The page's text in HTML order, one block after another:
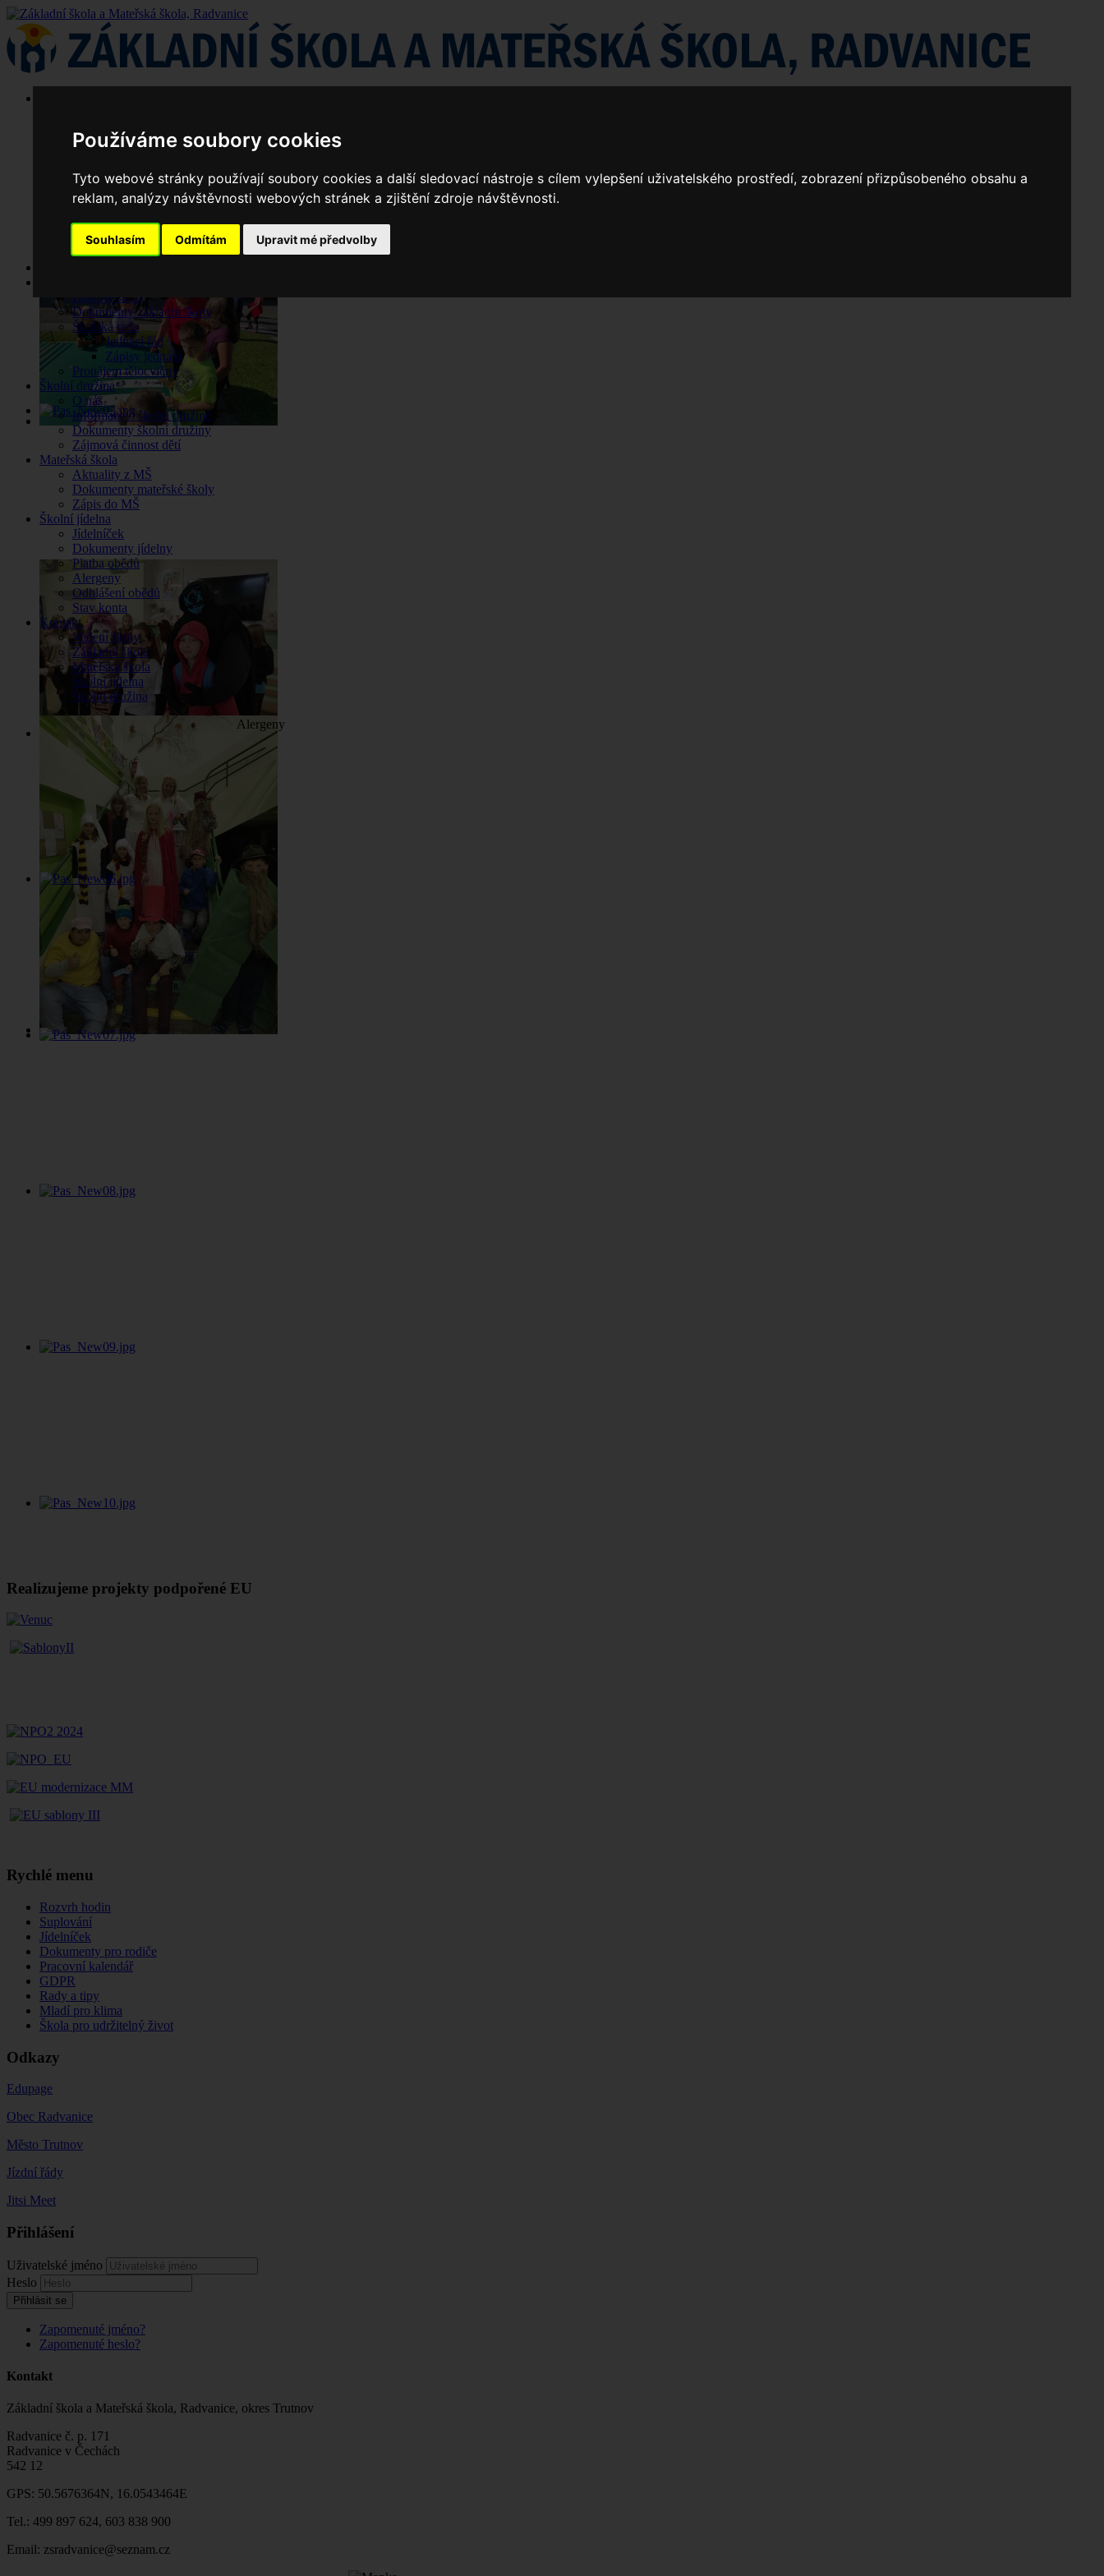
Používáme soubory cookies
Tyto webové stránky používají soubory cookies a další sledovací nástroje s cílem vylepšení uživatelského prostředí, zobrazení přizpůsobeného obsahu a
reklam, analýzy návštěvnosti webových stránek a zjištění zdroje návštěvnosti.
Souhlasím Odmítám
Upravit mé předvolby
Historie školy
Dokumenty základní školy
Školská rada
Jednací řád
Zápisy jednání
Pronájem tělocvičny
Školní družina
O nás
Informace o školní družině
Dokumenty školní družiny
Zájmová činnost dětí
Mateřská škola
Aktuality z MŠ
Dokumenty mateřské školy
Zápis do MŠ
Školní jídelna
Jídelníček
Dokumenty jídelny
Platba obědů
Alergeny
Odhlášení obědů
Stav konta
Kontakt
Vedení školy
Základní škola
Mateřská škola
Školní jídelna
Školní družina
Realizujeme projekty podpořené EU
Rychlé menu
Rozvrh hodin
Suplování
Jídelníček
Dokumenty pro rodiče
Pracovní kalendář
GDPR
Rady a tipy
Mladí pro klima
Škola pro udržitelný život
Odkazy
Edupage
Obec Radvanice
Město Trutnov
Jízdní řády
Jitsi Meet
Přihlášení
Uživatelské jméno
Heslo
Přihlásit se
Zapomenuté jméno?
Zapomenuté heslo?
Kontakt
Základní škola a Mateřská škola, Radvanice, okres Trutnov
Radvanice č. p. 171
Radvanice v Čechách
542 12
GPS: 50.5676364N, 16.0543464E
Tel.: 499 897 624, 603 838 900
Email: zsradvanice@seznam.cz